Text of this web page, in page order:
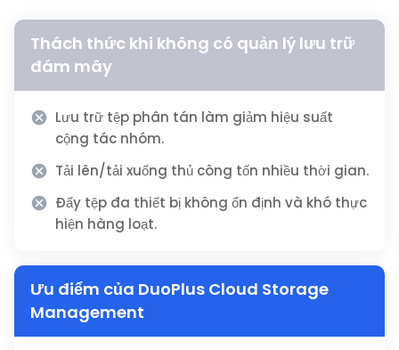
Thách thức khi không có quản lý lưu trữ
đám mây
Lưu trữ tệp phân tán làm giảm hiệu suất
cộng tác nhóm.
Tải lên/tải xuống thủ công tốn nhiều thời gian.
Đẩy tệp đa thiết bị không ổn định và khó thực
hiện hàng loạt.
Ưu điểm của DuoPlus Cloud Storage
Management